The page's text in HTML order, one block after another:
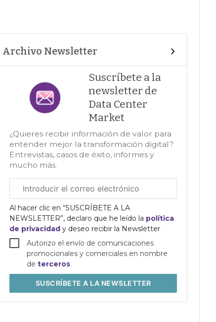
Archivo Newsletter
Suscríbete a la
newsletter de
Data Center
Market
¿Quieres recibir información de valor para
entender mejor la transformación digital?
Entrevistas, casos de éxito, informes y
mucho más.
electrónico
corporativo
Al hacer clic en “SUSCRÍBETE A LA
NEWSLETTER”, declaro que he leído la política
de privacidady deseo recibir la Newsletter
Autorizo el envío de comunicaciones
promocionales y comerciales en nombre
deterceros
SUSCRÍBETEA LA NEWSLETTER